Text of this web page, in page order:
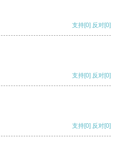
支持[0] 反对[0]
支持[0] 反对[0]
支持[0] 反对[0]